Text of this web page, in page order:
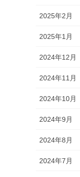
2025年2月
2025年1月
2024年12月
2024年11月
2024年10月
2024年9月
2024年8月
2024年7月